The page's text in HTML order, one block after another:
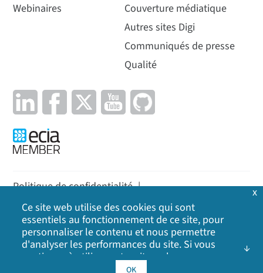
Webinaires
Couverture médiatique
Autres sites Digi
Communiqués de presse
Qualité
Politique de confidentialité |
Politique en matière de cookies | Politique
Plan du site
2026 Digi International Inc. Tous droits réservés.
Ce site web utilise des cookies qui sont
essentiels au fonctionnement de ce site, pour
personnaliser le contenu et nous permettre
d'analyser les performances du site. Si vous
continuez à utiliser notre site web, vous
consentez à l'utilisation de nos cookies. Cliquez
OK
x